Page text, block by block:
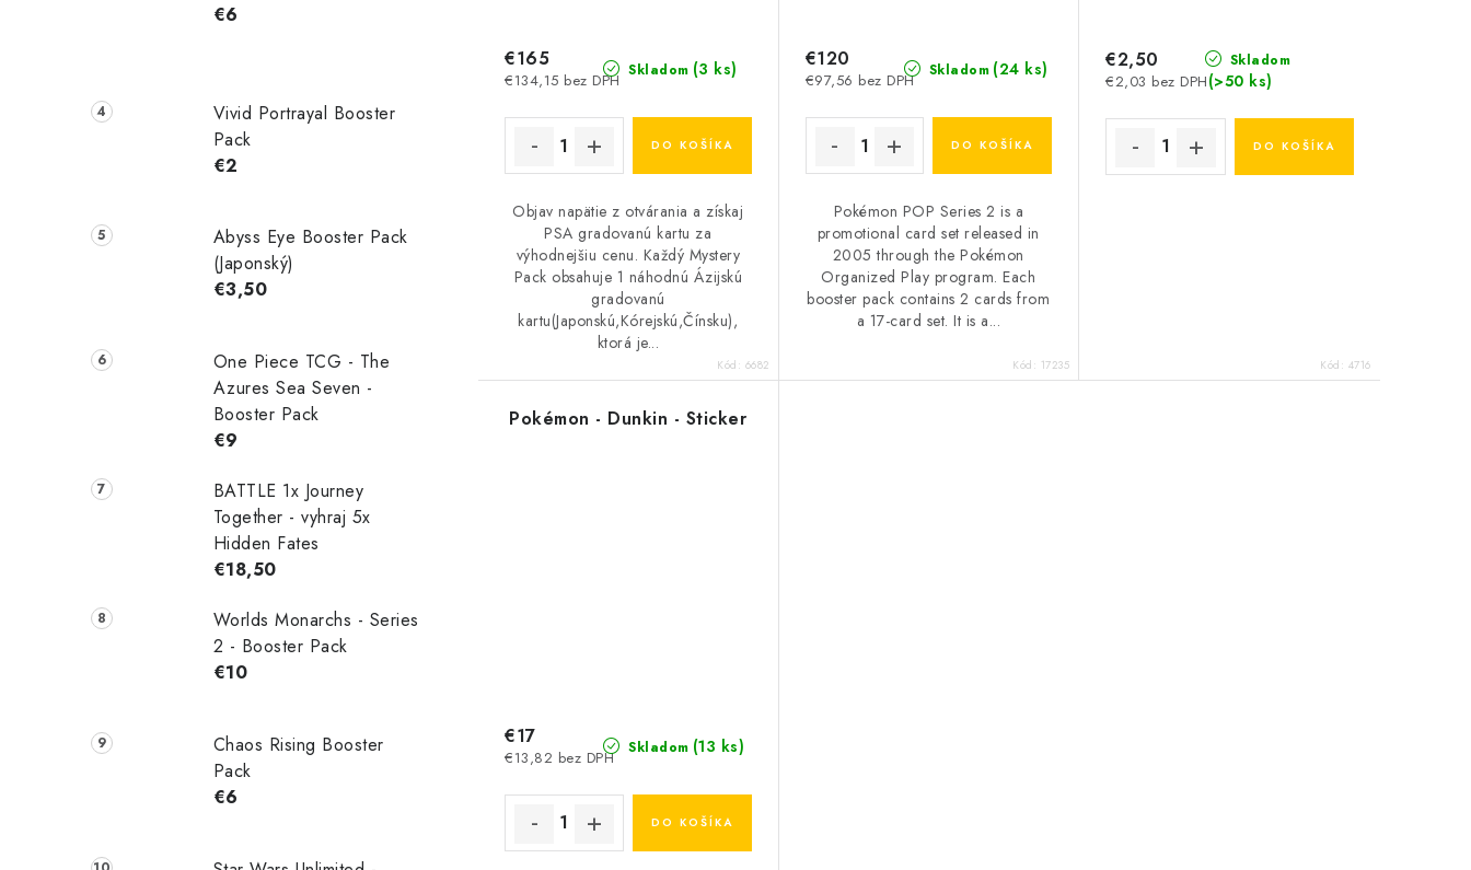
€6
Vivid Portrayal Booster
Pack
€2
Abyss Eye Booster Pack
(Japonský)
€3,50
One Piece TCG - The
Azures Sea Seven -
Booster Pack
€9
BATTLE 1x Journey
Together - vyhraj 5x
Hidden Fates
€18,50
Worlds Monarchs - Series
2 - Booster Pack
€10
Chaos Rising Booster
Pack
€6
Skladom (3 ks)
€134,15 bez DPH
€165
DO KOŠÍKA
Objav napätie z otvárania a získaj
PSA gradovanú kartu za
výhodnejšiu cenu. Každý Mystery
Pack obsahuje 1 náhodnú Ázijskú
gradovanú
kartu(Japonskú,Kórejskú,Čínsku),
ktorá je...
Kód: 6682
Skladom (24 ks)
€97,56 bez DPH
€120
DO KOŠÍKA
Pokémon POP Series 2 is a
promotional card set released in
2005 through the Pokémon
Organized Play program. Each
booster pack contains 2 cards from
a 17-card set. It is a...
Kód: 17235
Skladom
(>50 ks)
€2,03 bez DPH
€2,50
DO KOŠÍKA
Kód: 4716
Pokémon - Dunkin - Sticker
Skladom (13 ks)
€13,82 bez DPH
€17
DO KOŠÍKA